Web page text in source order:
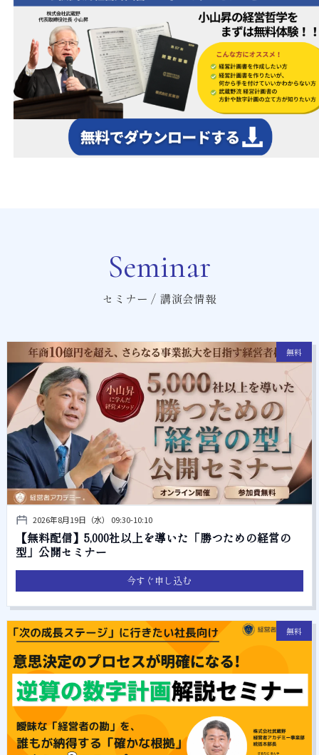
Seminar
セミナー / 講演会情報
無料
2026年8月19日（水） 09:30-10:10
【無料配信】5,000社以上を導いた「勝つための経営の
型」公開セミナー
今すぐ申し込む
無料